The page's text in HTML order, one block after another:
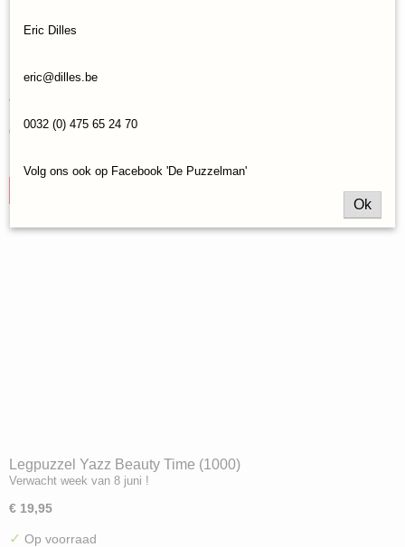
Legpuzzel Yazz Lovely Witch (1000)
Verwacht week van 8 juni !
€ 19,95
Legpuzzel Yazz Beauty Time (1000)
Verwacht week van 8 juni !
€ 19,95
✓ Op voorraad
Eric Dilles
eric@dilles.be
0032 (0) 475 65 24 70
Volg ons ook op Facebook 'De Puzzelman'
Ok